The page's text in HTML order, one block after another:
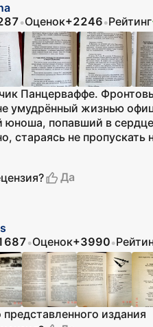
•Оценок+2246•Рейтинг
Панцерваффе.
умудрённый жизнью
юноша, попавший в
стараясь не пропускать
Да
•Оценок+3990•
издания